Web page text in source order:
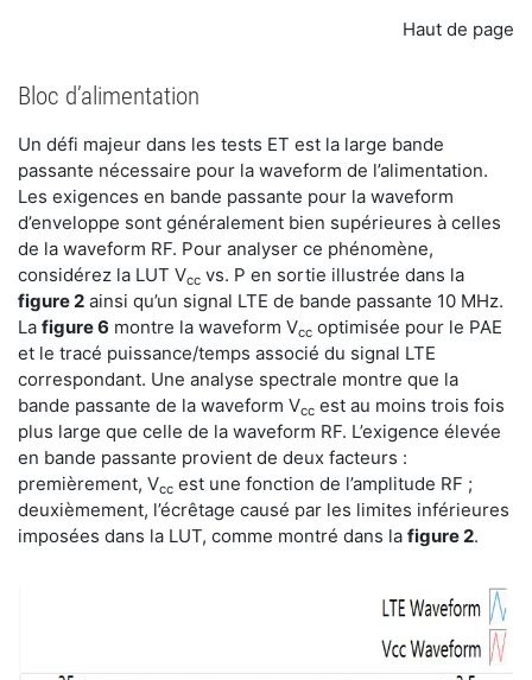
Haut de page
Bloc d’alimentation
Un défi majeur dans les tests ET est la large bande
passante nécessaire pour la waveform de l’alimentation.
Les exigences en bande passante pour la waveform
d’enveloppe sont généralement bien supérieures à celles
de la waveform RF. Pour analyser ce phénomène,
considérez la LUT Vcc vs. P en sortie illustrée dans la
figure 2 ainsi qu’un signal LTE de bande passante 10 MHz.
La figure 6 montre la waveform Vcc optimisée pour le PAE
et le tracé puissance/temps associé du signal LTE
correspondant. Une analyse spectrale montre que la
bande passante de la waveform Vcc est au moins trois fois
plus large que celle de la waveform RF. L’exigence élevée
en bande passante provient de deux facteurs :
premièrement, Vcc est une fonction de l’amplitude RF ;
deuxièmement, l’écrêtage causé par les limites inférieures
imposées dans la LUT, comme montré dans la figure 2.